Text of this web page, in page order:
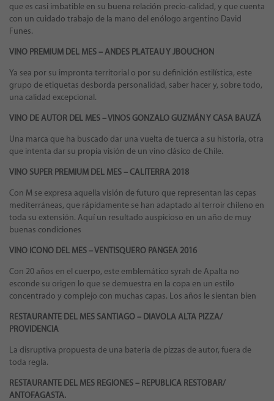
que es casi imbatible en su buena relación precio-calidad, y que cuenta
con un cuidado trabajo de la mano del enólogo argentino David
Funes.
VINO PREMIUM DEL MES – ANDES PLATEAU Y JBOUCHON
Ya sea por su impronta territorial o por su definición estilística, este
grupo de etiquetas desborda personalidad, saber hacer y, sobre todo,
una calidad excepcional.
VINO DE AUTOR DEL MES – VINOS GONZALO GUZMÁN Y CASA BAUZÁ
Una marca que ha buscado dar una vuelta de tuerca a su historia, otra
que intenta dar su propia visión de un vino clásico de Chile.
VINO SUPER PREMIUM DEL MES – CALITERRA 2018
Con M se expresa aquella visión de futuro que representan las cepas
mediterráneas, que rápidamente se han adaptado al terroir chileno en
toda su extensión. Aquí un resultado auspicioso en un año de muy
buenas condiciones
VINO ICONO DEL MES – VENTISQUERO PANGEA 2016
Con 20 años en el cuerpo, este emblemático syrah de Apalta no
esconde su origen lo que se demuestra en la copa en un estilo
concentrado y complejo con muchas capas. Los años le sientan bien
RESTAURANTE DEL MES SANTIAGO – DIAVOLA ALTA PIZZA/
PROVIDENCIA
La disruptiva propuesta de una batería de pizzas de autor, fuera de
toda regla.
RESTAURANTE DEL MES REGIONES – REPUBLICA RESTOBAR/
ANTOFAGASTA.